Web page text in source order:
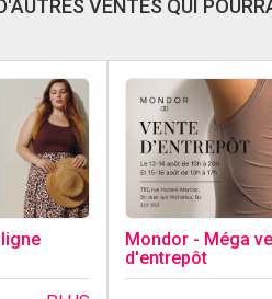
VENTES QUI
Mondor - Méga
d'entrepôt